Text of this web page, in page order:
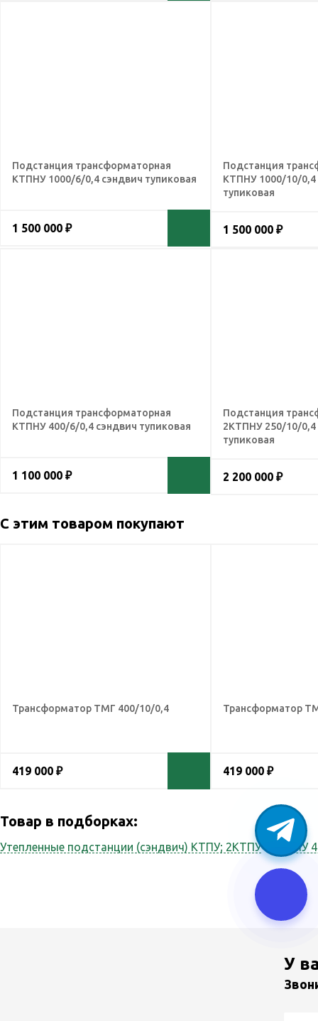
Подстанция трансформаторная
КТПНУ 1000/6/0,4 сэндвич тупиковая
1 500 000 ₽
Подстанция
КТПНУ 1000/10/0,4
тупиковая
1 500 000 ₽
Подстанция трансформаторная
КТПНУ 400/6/0,4 сэндвич тупиковая
1 100 000 ₽
Подстанция
2КТПНУ 250/10/0,4
тупиковая
2 200 000 ₽
С этим товаром покупают
Трансформатор ТМГ 400/10/0,4
419 000 ₽
Трансформатор
419 000 ₽
Товар в подборках:
Утепленные подстанции (сэндвич) КТПУ; 2КТПУ КТПНУ
У